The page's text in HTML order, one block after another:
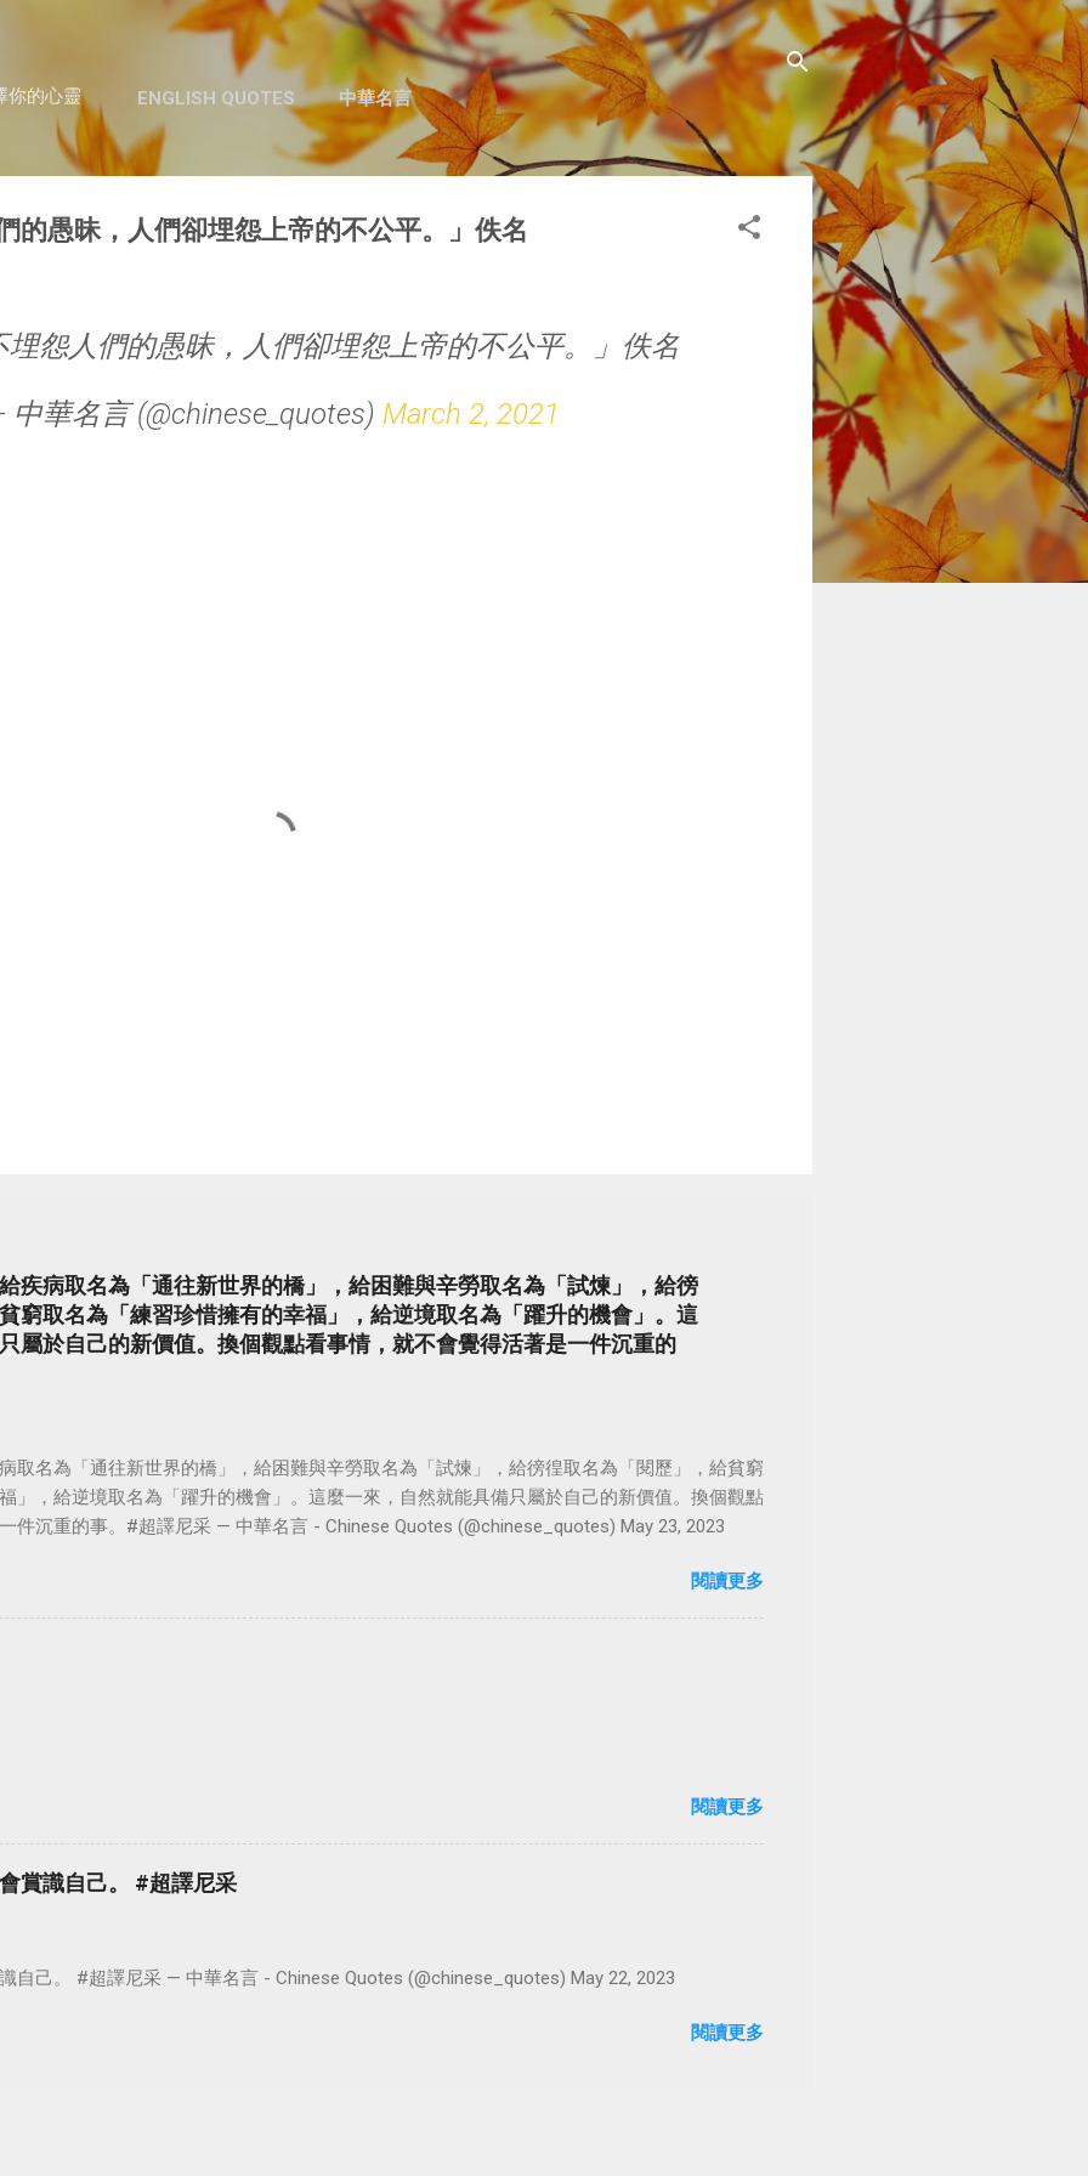
跳至主要內容
你的心靈 ENGLISH QUOTES 中華名言
的愚昧，人們卻埋怨上帝的不公平。」佚名
埋怨人們的愚昧，人們卻埋怨上帝的不公平。」佚名
中華名言 (@chinese_quotes) March 2, 2021
疾病取名為「通往新世界的橋」，給困難與辛勞取名為「試煉」，給徬
窮取名為「練習珍惜擁有的幸福」，給逆境取名為「躍升的機會」。這
屬於自己的新價值。換個觀點看事情，就不會覺得活著是一件沉重的
取名為「通往新世界的橋」，給困難與辛勞取名為「試煉」，給徬徨取名為「閱歷」，給貧窮
」，給逆境取名為「躍升的機會」。這麼一來，自然就能具備只屬於自己的新價值。換個觀點
件沉重的事。#超譯尼采 — 中華名言 - Chinese Quotes (@chinese_quotes) May 23, 2023
閱讀更多
閱讀更多
賞識自己。 #超譯尼采
自己。 #超譯尼采 — 中華名言 - Chinese Quotes (@chinese_quotes) May 22, 2023
閱讀更多